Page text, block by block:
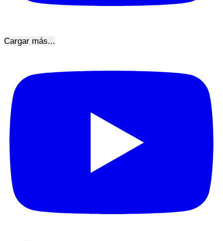
Cargar más...